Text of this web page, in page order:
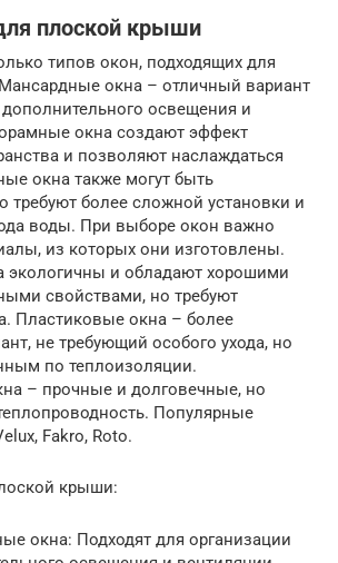
плоской крыши
типов окон, подходящих для
окна – отличный вариант
освещения и
окна создают эффект
и позволяют наслаждаться
окна также могут быть
требуют более сложной установки и
воды. При выборе окон важно
из которых они изготовлены.
экологичны и обладают хорошими
свойствами, но требуют
Пластиковые окна – более
не требующий особого ухода, но
по теплоизоляции.
– прочные и долговечные, но
Популярные
Fakro, Roto.
крыши:
окна: Подходят для организации